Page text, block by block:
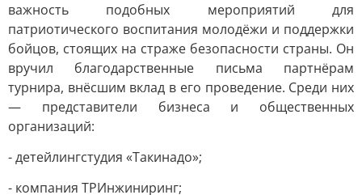
важность подобных мероприятий для
патриотического воспитания молодёжи и поддержки
бойцов, стоящих на страже безопасности страны. Он
вручил благодарственные письма партнёрам
турнира, внёсшим вклад в его проведение. Среди них
— представители бизнеса и общественных
организаций:
- детейлингстудия «Такинадо»;
- компания ТРИнжиниринг;